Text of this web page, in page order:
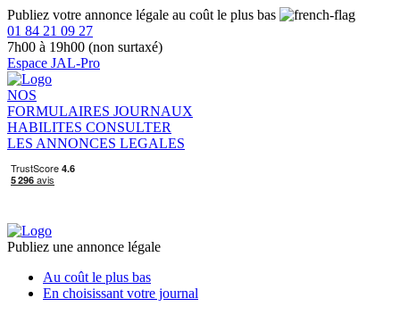
Publiez votre annonce légale au coût le plus bas
01 84 21 09 27
7h00 à 19h00 (non surtaxé)
Espace JAL-Pro
NOS
FORMULAIRES JOURNAUX
HABILITES CONSULTER
LES ANNONCES LEGALES
Publiez une annonce légale
Au coût le plus bas
En choisissant votre journal